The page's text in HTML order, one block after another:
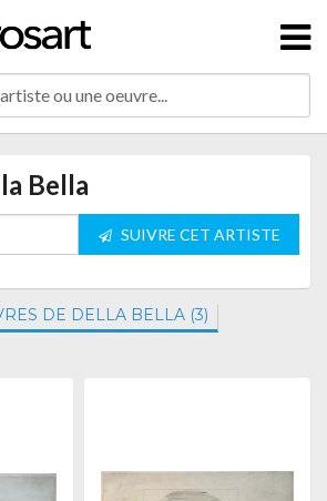
Bella
SUIVRE CET ARTISTE
DE DELLA BELLA (3)